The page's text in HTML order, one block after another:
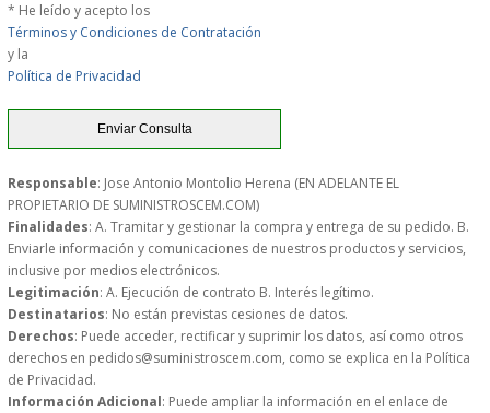
LIMPIEZA
MAQUINARIA DE
ELABORACI�N
MAQUINARIA FRIA
MAQUINARIA DE LIMPIEZA
MENAJE DE COCINA
* He leído y acepto los
Términos y Condiciones de Contratación
y la
Política de Privacidad
Responsable: Jose Antonio Montolio Herena (EN ADELANTE EL
PROPIETARIO DE SUMINISTROSCEM.COM)
Finalidades: A. Tramitar y gestionar la compra y entrega de su pedido. B.
Enviarle información y comunicaciones de nuestros productos y servicios,
inclusive por medios electrónicos.
Legitimación: A. Ejecución de contrato B. Interés legítimo.
Destinatarios: No están previstas cesiones de datos.
Derechos: Puede acceder, rectificar y suprimir los datos, así como otros
derechos en pedidos@suministroscem.com, como se explica en la Política
de Privacidad.
Información Adicional: Puede ampliar la información en el enlace de